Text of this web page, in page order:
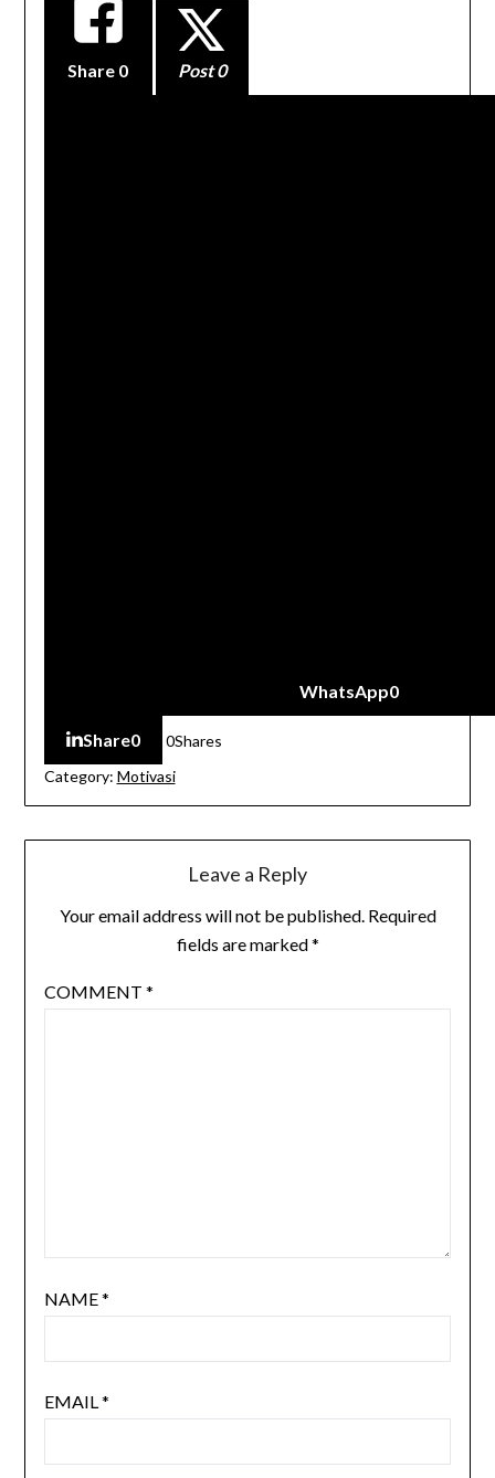
Share 0 Post 0
WhatsApp0
Share0 0Shares
Category: Motivasi
Leave a Reply
Your email address will not be published. Required
fields are marked*
COMMENT *
NAME*
EMAIL*